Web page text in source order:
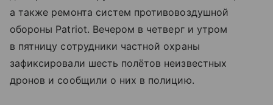
а также ремонта систем противовоздушной
обороны Patriot. Вечером в четверг и утром
в пятницу сотрудники частной охраны
зафиксировали шесть полётов неизвестных
дронов и сообщили о них в полицию.